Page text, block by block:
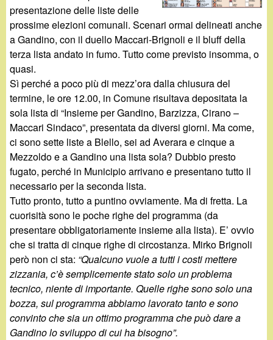
a
n
d
i
n
o
.
i
t
c
e
r
c
a
presentazione delle liste delle
prossime elezioni comunali. Scenari ormai delineati anche
a Gandino, con il duello Maccari-Brignoli e il bluff della
terza lista andato in fumo. Tutto come previsto insomma, o
quasi.
Sì perché a poco più di mezz’ora dalla chiusura del
termine, le ore 12.00, in Comune risultava depositata la
sola lista di “Insieme per Gandino, Barzizza, Cirano –
Maccari Sindaco”, presentata da diversi giorni. Ma come,
ci sono sette liste a Blello, sei ad Averara e cinque a
Mezzoldo e a Gandino una lista sola? Dubbio presto
fugato, perché in Municipio arrivano e presentano tutto il
necessario per la seconda lista.
Tutto pronto, tutto a puntino ovviamente. Ma di fretta. La
cuorisità sono le poche righe del programma (da
presentare obbligatoriamente insieme alla lista). E’ ovvio
che si tratta di cinque righe di circostanza. Mirko Brignoli
però non ci sta: “Qualcuno vuole a tutti i costi mettere
zizzania, c’è semplicemente stato solo un problema
tecnico, niente di importante. Quelle righe sono solo una
bozza, sul programma abbiamo lavorato tanto e sono
convinto che sia un ottimo programma che può dare a
Gandino lo sviluppo di cui ha bisogno”.